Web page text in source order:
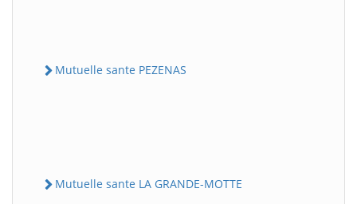
Mutuelle sante PEZENAS
Mutuelle sante LA GRANDE-MOTTE